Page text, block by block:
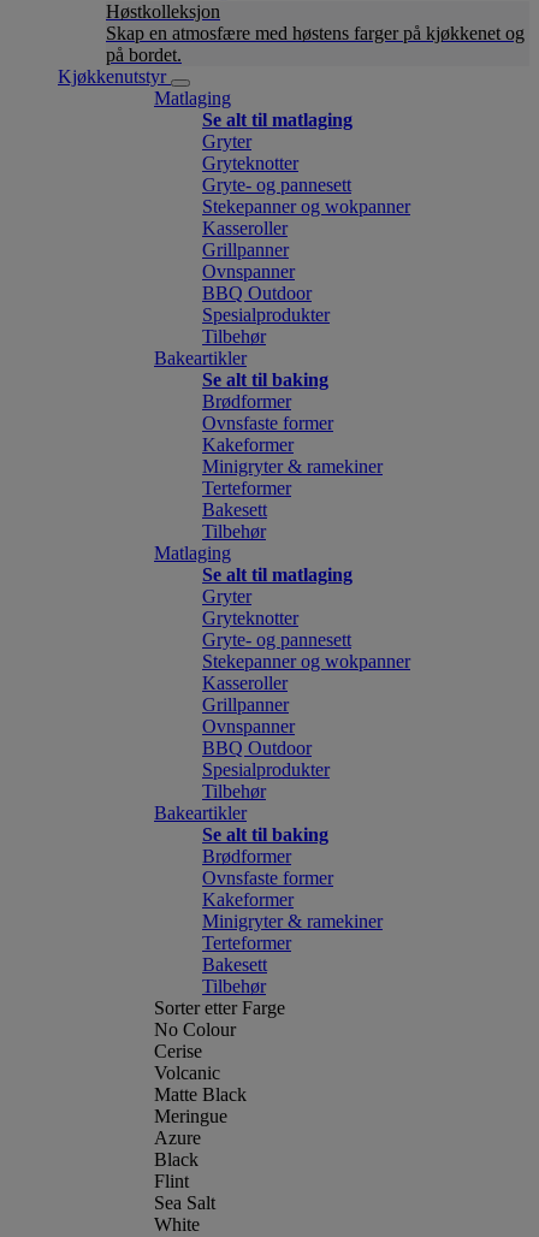
Høstkolleksjon
Skap en atmosfære med høstens farger på kjøkkenet og
på bordet.
Kjøkkenutstyr
Matlaging
Se alt til matlaging
Gryter
Gryteknotter
Gryte- og pannesett
Stekepanner og wokpanner
Kasseroller
Grillpanner
Ovnspanner
BBQ Outdoor
Spesialprodukter
Tilbehør
Bakeartikler
Se alt til baking
Brødformer
Ovnsfaste former
Kakeformer
Minigryter & ramekiner
Terteformer
Bakesett
Tilbehør
Matlaging
Se alt til matlaging
Gryter
Gryteknotter
Gryte- og pannesett
Stekepanner og wokpanner
Kasseroller
Grillpanner
Ovnspanner
BBQ Outdoor
Spesialprodukter
Tilbehør
Bakeartikler
Se alt til baking
Brødformer
Ovnsfaste former
Kakeformer
Minigryter & ramekiner
Terteformer
Bakesett
Tilbehør
Sorter etter Farge
No Colour
Cerise
Volcanic
Matte Black
Meringue
Azure
Black
Flint
Sea Salt
White